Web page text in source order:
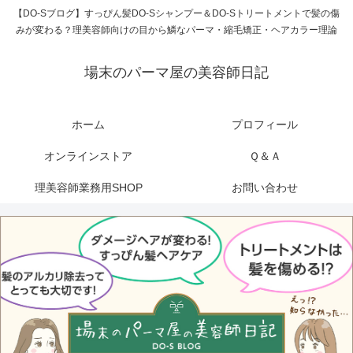
【DO-Sブログ】すっぴん髪DO-Sシャンプー＆DO-Sトリートメントで髪の傷
みが変わる？理美容師向けの目から鱗なパーマ・縮毛矯正・ヘアカラー理論
場末のパーマ屋の美容師日記
ホーム プロフィール
オンラインストア Ｑ＆Ａ
理美容師業務用SHOP お問い合わせ